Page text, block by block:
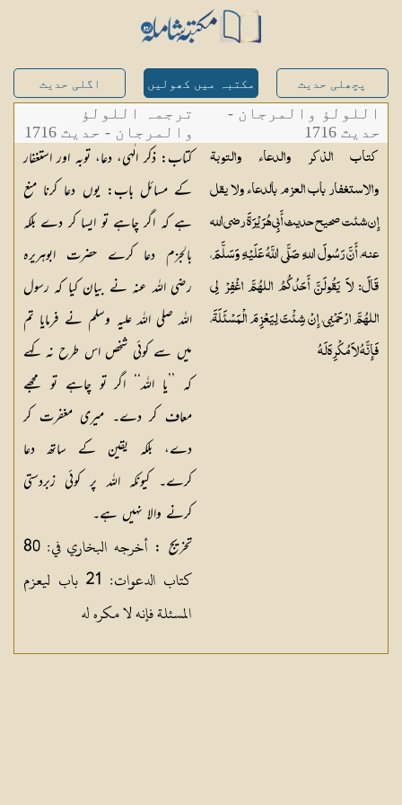
پچھلی حدیث مکتبہ میں کھولیں اگلی حدیث
اللولؤ والمرجان -
حدیث 1716
كتاب الذكر والدعاء والتوبة
والاستغفار باب العزم بالدعاء ولا يقل
إِن شئت صحيح حديث أَبِي هُرَيْرَةَ رضي الله
عنه، أَنَّ رَسُولَ اللهِ صَلَّى اللَّهُ عَلَيْهِ وَسَلَّمَ،
قَالَ: لاَ يَقُولَنَّ أَحَدُكُمُ اللهُمَّ اغْفِرْ لِي
اللهُمَّ ارْحَمْنِي، إِنْ شِئْتَ لِيَعْزِمَ الْمَسْئَلَةَ،
فَإِنَّهُ لاَ مُكْرِهَ لَهُ
ترجمہ اللولؤ
والمرجان - حدیث 1716
کتاب: ذکر الٰہی، دعا، توبہ اور استغفار
کے مسائل باب: یوں دعا کرنا منع
ہے کہ اگر چاہے تو ایسا کر دے بلکہ
بالجزم دعا کرے حضرت ابوہریرہ
رضی اللہ عنہ نے بیان کیا کہ رسول
اللہ صلی اللہ علیہ وسلم نے فرمایا تم
میں سے کوئی شخص اس طرح نہ کہے
کہ ’’یا اللہ‘‘ اگر تو چاہے تو مجھے
معاف کر دے۔ میری مغفرت کر
دے، بلکہ یقین کے ساتھ دعا
کرے۔ کیونکہ اللہ پر کوئی زبردستی
کرنے والا نہیں ہے۔
تخریج :
أخرجه البخاري في: 80
كتاب الدعوات: 21 باب ليعزم
المسئلة فإنه لا مكره له